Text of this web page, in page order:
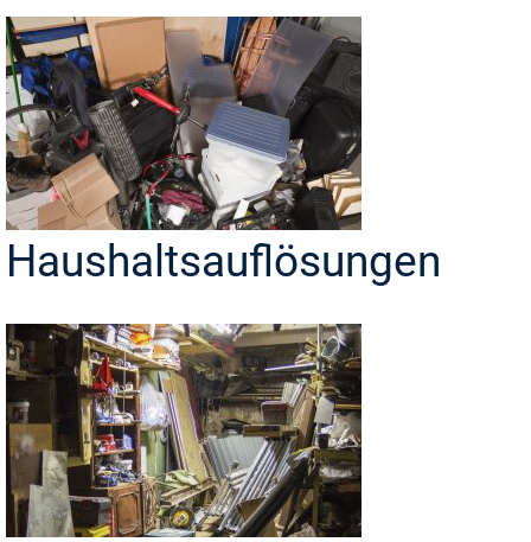
Haushaltsauflösungen